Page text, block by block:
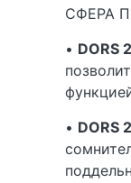
СФЕРА
• DORS
• DORS